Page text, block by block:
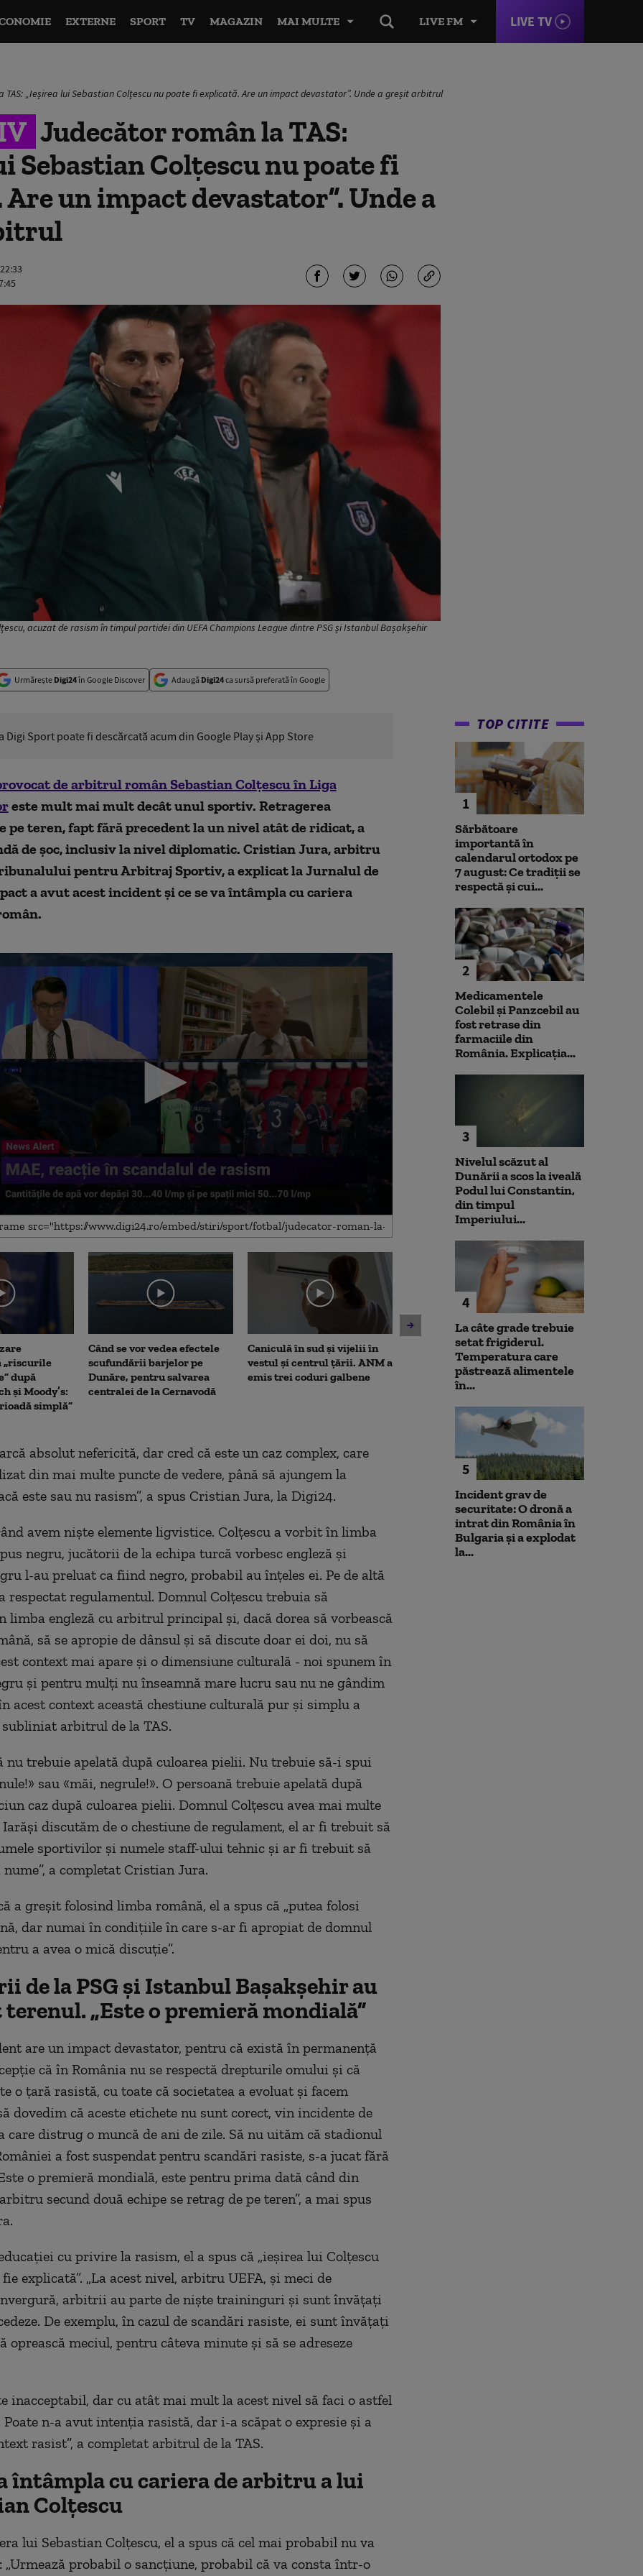
LIVE FM LIVE TV
EXTERNE SPORT TV MAGAZIN MAI MULTE
TAS: „Ieșirea lui Sebastian Colțescu nu poate fi explicată. Are un impact devastator”. Unde a greșit arbitrul
Judecător român la TAS:
Sebastian Colțescu nu poate fi
un impact devastator”. Unde a
acuzat de rasism în timpul partidei din UEFA Champions League dintre PSG și Istanbul Bașakșehir
Urmărește Digi24în Google Discover Adaugă Digi24ca sursă preferată în Google
Digi Sport poate fi descărcată acum din Google Play şi App Store
de arbitrul român Sebastian Colţescu în Liga
este mult mai mult decât unul sportiv. Retragerea
pe teren, fapt fără precedent la un nivel atât de ridicat, a
de şoc, inclusiv la nivel diplomatic. Cristian Jura, arbitru
pentru Arbitraj Sportiv, a explicat la Jurnalul de
a avut acest incident și ce se va întâmpla cu cariera
„riscurile
după
și Moody’s:
simplă”
Când se vor vedea efectele
scufundării barjelor pe
Dunăre, pentru salvarea
centralei de la Cernavodă
Caniculă în sud și vijelii în
vestul și centrul țării. ANM a
emis trei coduri galbene
Moody's menține ratingul de
țară al României, cu
perspectivă negativă.
Alexandru Nazare: E un
răgaz, nu motiv de relaxare
Climatolog:
este nevoie
absolut nefericită, dar cred că este un caz complex, care
din mai multe puncte de vedere, până să ajungem la
este sau nu rasism”, a spus Cristian Jura, la Digi24.
avem niște elemente ligvistice. Colțescu a vorbit în limba
negru, jucătorii de la echipa turcă vorbesc engleză și
l-au preluat ca fiind negro, probabil au înțeles ei. Pe de altă
respectat regulamentul. Domnul Colțescu trebuia să
limba engleză cu arbitrul principal și, dacă dorea să vorbească
să se apropie de dânsul și să discute doar ei doi, nu să
context mai apare și o dimensiune culturală - noi spunem în
și pentru mulți nu înseamnă mare lucru sau nu ne gândim
acest context această chestiune culturală pur și simplu a
subliniat arbitrul de la TAS.
nu trebuie apelată după culoarea pielii. Nu trebuie să-i spui
sau «măi, negrule!». O persoană trebuie apelată după
caz după culoarea pielii. Domnul Colțescu avea mai multe
discutăm de o chestiune de regulament, el ar fi trebuit să
sportivilor și numele staff-ului tehnic și ar fi trebuit să
a completat Cristian Jura.
a greșit folosind limba română, el a spus că „putea folosi
dar numai în condițiile în care s-ar fi apropiat de domnul
a avea o mică discuție”.
de la PSG și Istanbul Bașakșehir au
„Este o premieră mondială”
are un impact devastator, pentru că există în permanență
că în România nu se respectă drepturile omului și că
o țară rasistă, cu toate că societatea a evoluat și facem
dovedim că aceste etichete nu sunt corect, vin incidente de
care distrug o muncă de ani de zile. Să nu uităm că stadionul
a fost suspendat pentru scandări rasiste, s-a jucat fără
o premieră mondială, este pentru prima dată când din
secund două echipe se retrag de pe teren”, a mai spus
cu privire la rasism, el a spus că „ieșirea lui Colțescu
explicată”. „La acest nivel, arbitru UEFA, și meci de
arbitrii au parte de niște traininguri și sunt învățați
De exemplu, în cazul de scandări rasiste, ei sunt învățați
oprească meciul, pentru câteva minute și să se adreseze
inacceptabil, dar cu atât mai mult la acest nivel să faci o astfel
Poate n-a avut intenția rasistă, dar i-a scăpat o expresie și a
rasist”, a completat arbitrul de la TAS.
întâmpla cu cariera de arbitru a lui
Colțescu
lui Sebastian Colțescu, el a spus că cel mai probabil nu va
probabil o sancțiune, probabil că va consta într-o
TOP CITITE
1
Sărbătoare
importantă în
calendarul ortodox pe
7 august: Ce tradiții se
respectă și cui...
2
Medicamentele
Colebil și Panzcebil au
fost retrase din
farmaciile din
România. Explicația...
3
Nivelul scăzut al
Dunării a scos la iveală
Podul lui Constantin,
din timpul
Imperiului...
4
La câte grade trebuie
setat frigiderul.
Temperatura care
păstrează alimentele
în...
5
Incident grav de
securitate: O dronă a
intrat din România în
Bulgaria şi a explodat
la...